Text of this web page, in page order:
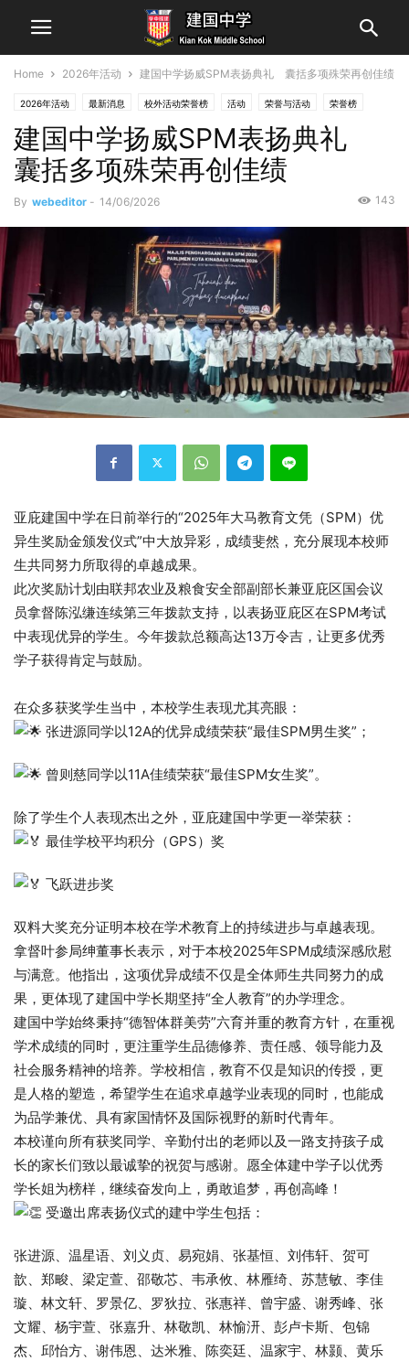
Home 2026年活动 建国中学扬威SPM表扬典礼 囊括多项殊荣再创佳绩
2026年活动 最新消息 校外活动荣誉榜 活动 荣誉与活动 荣誉榜
建国中学扬威SPM表扬典礼
囊括多项殊荣再创佳绩
By webeditor - 14/06/2026 143
亚庇建国中学在日前举行的“2025年大马教育文凭（SPM）优
异生奖励金颁发仪式”中大放异彩，成绩斐然，充分展现本校师
生共同努力所取得的卓越成果。​
此次奖励计划由联邦农业及粮食安全部副部长兼亚庇区国会议
员拿督陈泓缣连续第三年拨款支持，以表扬亚庇区在SPM考试
中表现优异的学生。今年拨款总额高达13万令吉，让更多优秀
学子获得肯定与鼓励。
在众多获奖学生当中，本校学生表现尤其亮眼：​
张进源同学以12A的优异成绩荣获“最佳SPM男生奖”；
曾则慈同学以11A佳绩荣获“最佳SPM女生奖”。​
除了学生个人表现杰出之外，亚庇建国中学更一举荣获：​
最佳学校平均积分（GPS）奖
飞跃进步奖​
双料大奖充分证明本校在学术教育上的持续进步与卓越表现。​
拿督叶参局绅董事长表示，对于本校2025年SPM成绩深感欣慰
与满意。他指出，这项优异成绩不仅是全体师生共同努力的成
果，更体现了建国中学长期坚持“全人教育”的办学理念。​
建国中学始终秉持“德智体群美劳”六育并重的教育方针，在重视
学术成绩的同时，更注重学生品德修养、责任感、领导能力及
社会服务精神的培养。学校相信，教育不仅是知识的传授，更
是人格的塑造，希望学生在追求卓越学业表现的同时，也能成
为品学兼优、具有家国情怀及国际视野的新时代青年。​
本校谨向所有获奖同学、辛勤付出的老师以及一路支持孩子成
长的家长们致以最诚挚的祝贺与感谢。愿全体建中学子以优秀
学长姐为榜样，继续奋发向上，勇敢追梦，再创高峰！​
受邀出席表扬仪式的建中学生包括：​
张进源、温星语、刘义贞、易宛娟、张基恒、刘伟轩、贺可
歆、郑畯、梁定萱、邵敬芯、韦承攸、林雁绮、苏慧敏、李佳
璇、林文轩、罗景亿、罗狄拉、张惠祥、曾宇盛、谢秀峰、张
文耀、杨宇萱、张嘉升、林敬凯、林愉汧、彭卢卡斯、包锦
杰、邱怡方、谢伟恩、达米雅、陈奕廷、温家宇、林颢、黄乐